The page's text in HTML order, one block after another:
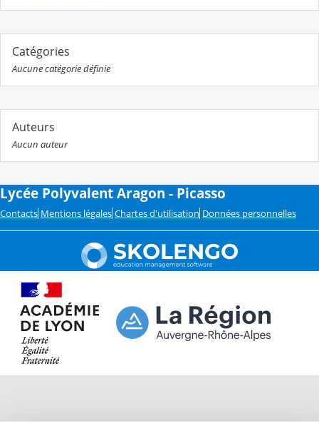
Catégories
Aucune catégorie définie
Auteurs
Aucun auteur
Lycée Polyvalent Aragon - Picasso
Contacts Mentions légales Chartes d'utilisation Données personnelles